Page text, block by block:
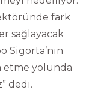
fark
sağlayacak
Sigorta’nın
etme yolunda
dedi.